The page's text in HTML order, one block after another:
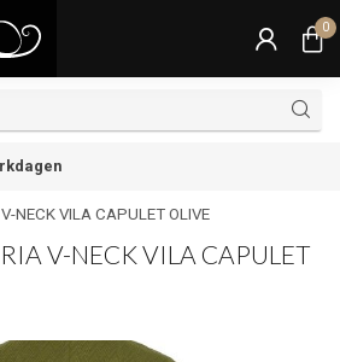
0
NECK VILA CAPULET OLIVE
V-NECK VILA CAPULET